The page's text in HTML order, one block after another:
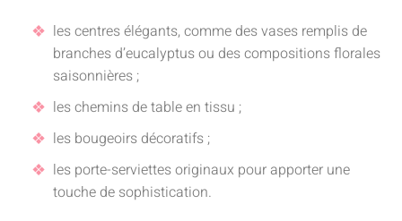
les centres élégants, comme des vases remplis de
branches d’eucalyptus ou des compositions florales
saisonnières ;
les chemins de table en tissu ;
les bougeoirs décoratifs ;
les porte-serviettes originaux pour apporter une
touche de sophistication.